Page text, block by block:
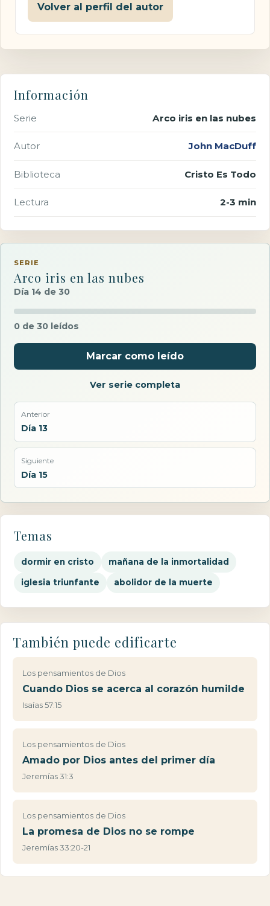
Volver al perfil del autor
Información
Serie Arco iris en las nubes
Autor John MacDuff
Biblioteca Cristo Es Todo
Lectura 2-3 min
SERIE
Arco iris en las nubes
Día 14 de 30
0 de 30 leídos
Marcar como leído
Ver serie completa
Anterior
Día 13
Siguiente
Día 15
Temas
dormir en cristo mañana de la inmortalidad
iglesia triunfante abolidor de la muerte
También puede edificarte
Los pensamientos de Dios
Cuando Dios se acerca al corazón humilde
Isaías 57:15
Los pensamientos de Dios
Amado por Dios antes del primer día
Jeremías 31:3
Los pensamientos de Dios
La promesa de Dios no se rompe
Jeremías 33:20-21